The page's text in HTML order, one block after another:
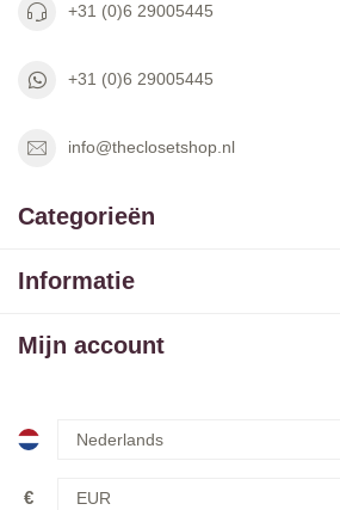
+31 (0)6 29005445
+31 (0)6 29005445
info@theclosetshop.nl
Categorieën
Informatie
Mijn account
€